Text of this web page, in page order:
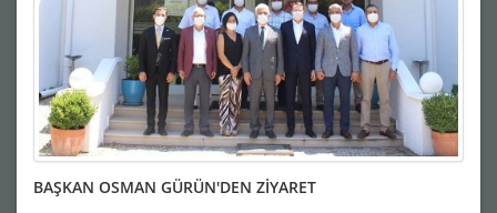
BAŞKAN OSMAN GÜRÜN'DEN ZİYARET